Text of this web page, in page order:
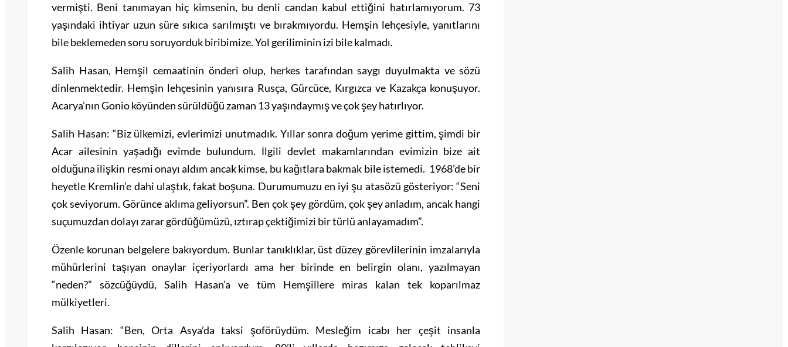
vermişti. Beni tanımayan hiç kimsenin, bu denli candan kabul ettiğini hatırlamıyorum. 73
yaşındaki ihtiyar uzun süre sıkıca sarılmıştı ve bırakmıyordu. Hemşin lehçesiyle, yanıtlarını
bile beklemeden soru soruyorduk biribimize. Yol geriliminin izi bile kalmadı.
Salih Hasan, Hemşil cemaatinin önderi olup, herkes tarafından saygı duyulmakta ve sözü
dinlenmektedir. Hemşin lehçesinin yanısıra Rusça, Gürcüce, Kırgızca ve Kazakça konuşuyor.
Acarya’nın Gonio köyünden sürüldüğü zaman 13 yaşındaymış ve çok şey hatırlıyor.
Salih Hasan: “Biz ülkemizi, evlerimizi unutmadık. Yıllar sonra doğum yerime gittim, şimdi bir
Acar ailesinin yaşadığı evimde bulundum. İlgili devlet makamlarından evimizin bize ait
olduğuna ilişkin resmi onayı aldım ancak kimse, bu kağıtlara bakmak bile istemedi. 1968’de bir
heyetle Kremlin’e dahi ulaştık, fakat boşuna. Durumumuzu en iyi şu atasözü gösteriyor: “Seni
çok seviyorum. Görünce aklıma geliyorsun”. Ben çok şey gördüm, çok şey anladım, ancak hangi
suçumuzdan dolayı zarar gördüğümüzü, ıztırap çektiğimizi bir türlü anlayamadım”.
Özenle korunan belgelere bakıyordum. Bunlar tanıklıklar, üst düzey görevlilerinin imzalarıyla
mühürlerini taşıyan onaylar içeriyorlardı ama her birinde en belirgin olanı, yazılmayan
“neden?” sözcüğüydü, Salih Hasan’a ve tüm Hemşillere miras kalan tek koparılmaz
mülkiyetleri.
Salih Hasan: “Ben, Orta Asya’da taksi şoförüydüm. Mesleğim icabı her çeşit insanla